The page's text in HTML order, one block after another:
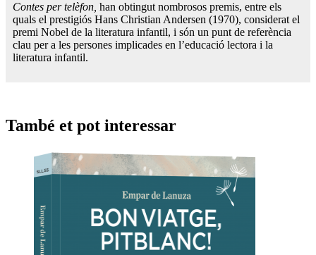
Contes per telèfon, han obtingut nombrosos premis, entre els
quals el prestigiós Hans Christian Andersen (1970), considerat el
premi Nobel de la literatura infantil, i són un punt de referència
clau per a les persones implicades en l’educació lectora i la
literatura infantil.
També et pot interessar